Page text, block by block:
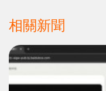
相關新聞